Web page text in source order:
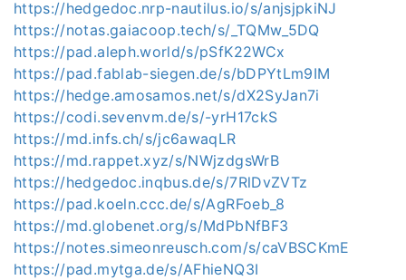
https://hedgedoc.nrp-nautilus.io/s/anjsjpkiNJ
https://notas.gaiacoop.tech/s/_TQMw_5DQ
https://pad.aleph.world/s/pSfK22WCx
https://pad.fablab-siegen.de/s/bDPYtLm9IM
https://hedge.amosamos.net/s/dX2SyJan7i
https://codi.sevenvm.de/s/-yrH17ckS
https://md.infs.ch/s/jc6awaqLR
https://md.rappet.xyz/s/NWjzdgsWrB
https://hedgedoc.inqbus.de/s/7RlDvZVTz
https://pad.koeln.ccc.de/s/AgRFoeb_8
https://md.globenet.org/s/MdPbNfBF3
https://notes.simeonreusch.com/s/caVBSCKmE
https://pad.mytga.de/s/AFhieNQ3I